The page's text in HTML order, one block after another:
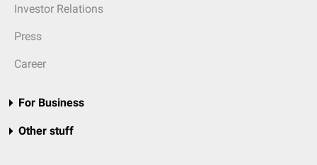
Investor Relations
Press
Career
For Business
Other stuff